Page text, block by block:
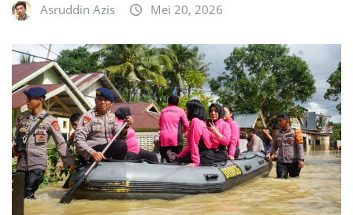
Asruddin Azis Mei 20, 2026